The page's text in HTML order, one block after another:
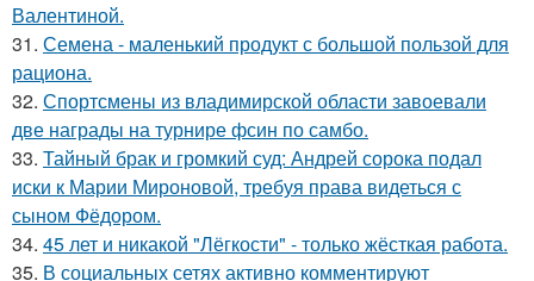
Валентиной.
31. Семена - маленький продукт с большой пользой для
рациона.
32. Спортсмены из владимирской области завоевали
две награды на турнире фсин по самбо.
33. Тайный брак и громкий суд: Андрей сорока подал
иски к Марии Мироновой, требуя права видеться с
сыном Фёдором.
34. 45 лет и никакой "Лёгкости" - только жёсткая работа.
35. В социальных сетях активно комментируют